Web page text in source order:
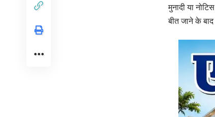
मुनादी या
बीत जाने के